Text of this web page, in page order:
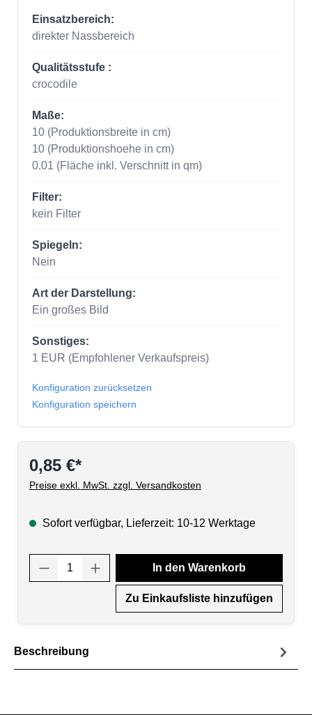
Einsatzbereich:
direkter Nassbereich
Qualitätsstufe :
crocodile
Maße:
10 (Produktionsbreite in cm)
10 (Produktionshoehe in cm)
0.01 (Fläche inkl. Verschnitt in qm)
Filter:
kein Filter
Spiegeln:
Nein
Art der Darstellung:
Ein großes Bild
Sonstiges:
1 EUR (Empfohlener Verkaufspreis)
Konfiguration zurücksetzen
Konfiguration speichern
0,85 €*
Preise exkl. MwSt. zzgl. Versandkosten
Sofort verfügbar, Lieferzeit: 10-12 Werktage
Produkt Anzahl: Gib den gewünschten
In den Warenkorb
Zu Einkaufsliste hinzufügen
Beschreibung